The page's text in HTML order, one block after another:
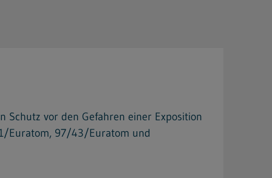
vor den Gefahren einer Exposition
Euratom, 97/43/Euratom und